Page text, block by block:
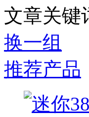
文章关键
换一组
推荐产品